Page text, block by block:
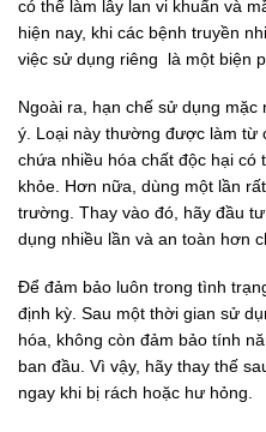
có thể làm lây lan vi khuẩn và
hiện nay, khi các bệnh truyền
việc sử dụng riêng là một biện
Ngoài ra, hạn chế sử dụng
ý. Loại này thường được làm từ
chứa nhiều hóa chất độc hại
khỏe. Hơn nữa, dùng một lần
trường. Thay vào đó, hãy đầu
dụng nhiều lần và an toàn hơn
Để đảm bảo luôn trong tình
định kỳ. Sau một thời gian sử
hóa, không còn đảm bảo tính
ban đầu. Vì vậy, hãy thay thế
ngay khi bị rách hoặc hư hỏng.